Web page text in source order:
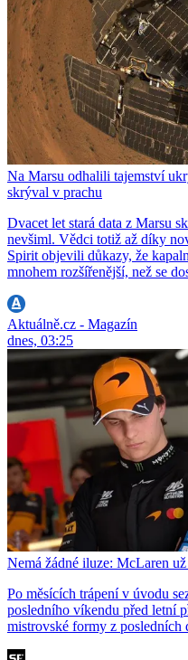
Na Marsu odhalili tajemství
skrýval v prachu
Dvacet let stará data z Marsu
nevšiml. Vědci totiž až díky
Spirit objevili důkazy, že
mnohem rozšířenější, než se
Aktuálně.cz - Magazín
dnes, 03:25
Nemá žádné iluze: McLaren
Po měsících trápení v úvodu
posledního víkendu před letní
mistrovské formy z posledních